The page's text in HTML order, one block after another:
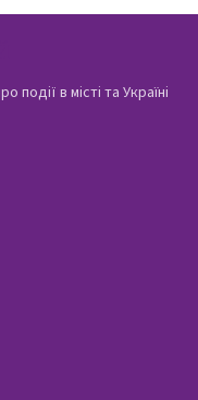
в місті та Україні